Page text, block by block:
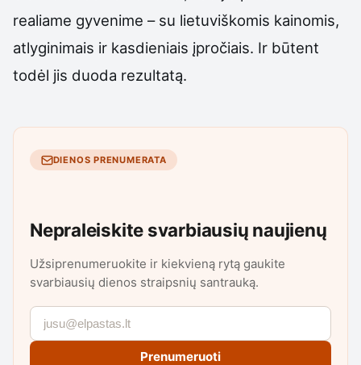
realiame gyvenime – su lietuviškomis kainomis,
atlyginimais ir kasdieniais įpročiais. Ir būtent
todėl jis duoda rezultatą.
DIENOS PRENUMERATA
Nepraleiskite svarbiausių naujienų
Užsiprenumeruokite ir kiekvieną rytą gaukite
svarbiausių dienos straipsnių santrauką.
Prenumeruoti